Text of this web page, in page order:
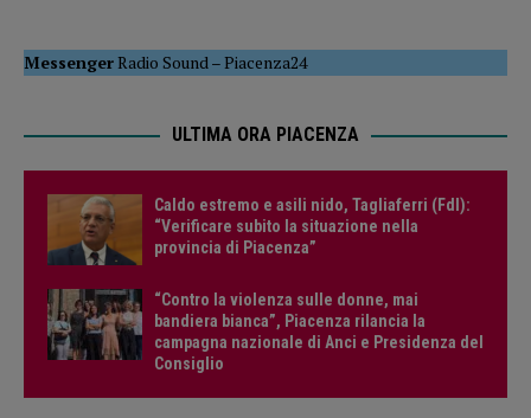
MessengerRadio Sound –Piacenza24
ULTIMA ORA PIACENZA
Caldo estremo e asili nido, Tagliaferri (FdI):
“Verificare subito la situazione nella
provincia di Piacenza”
“Contro la violenza sulle donne, mai
bandiera bianca”, Piacenza rilancia la
campagna nazionale di Anci e Presidenza del
Consiglio